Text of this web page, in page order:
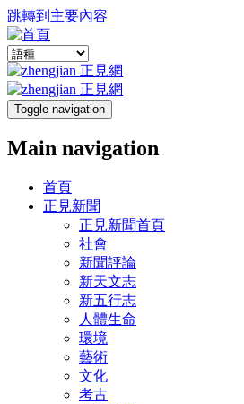
跳轉到主要內容
Toggle navigation
Main navigation
首頁
正見新聞
正見新聞首頁
社會
新聞評論
新天文志
新五行志
人體生命
環境
藝術
文化
考古